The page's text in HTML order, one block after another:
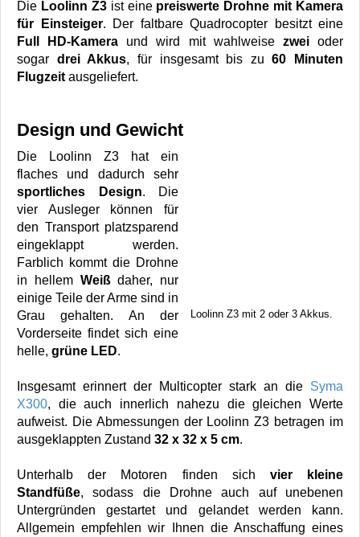
Die Loolinn Z3ist eine preiswerte Drohne mit Kamera
für Einsteiger. Der faltbare Quadrocopter besitzt eine
Full HD-Kamera und wird mit wahlweise zweioder
sogar drei Akkus, für insgesamt bis zu60 Minuten
Flugzeit ausgeliefert.
Design und Gewicht
Loolinn Z3 mit 2 oder 3 Akkus.
Die Loolinn Z3 hat ein
flaches und dadurch sehr
sportliches Design. Die
vier Ausleger können für
den Transport platzsparend
eingeklappt werden.
Farblich kommt die Drohne
in hellem Weißdaher, nur
einige Teile der Arme sind in
Grau gehalten. An der
Vorderseite findet sich eine
helle, grüne LED.
Insgesamt erinnert der Multicopter stark an die Syma
X300, die auch innerlich nahezu die gleichen Werte
aufweist. Die Abmessungen der Loolinn Z3 betragen im
ausgeklappten Zustand 32 x 32 x 5 cm.
Unterhalb der Motoren finden sich vier kleine
Standfüße, sodass die Drohne auch auf unebenen
Untergründen gestartet und gelandet werden kann.
Allgemein empfehlen wir Ihnen die Anschaffung eines